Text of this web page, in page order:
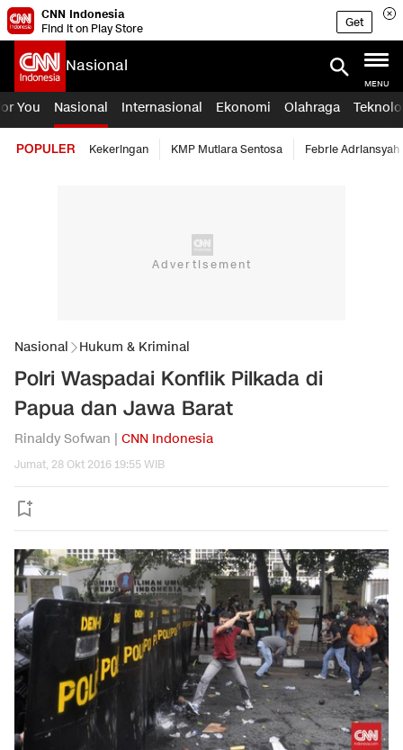
CNN Indonesia
Find it on Play Store
Get
Nasional
MENU
You Nasional Internasional Ekonomi Olahraga
POPULER Kekeringan KMP Mutiara Sentosa Febrie Adriansyah
Nasional Hukum & Kriminal
Polri Waspadai Konflik Pilkada di
Papua dan Jawa Barat
Rinaldy Sofwan | CNN Indonesia
Jumat, 28 Okt 2016 19:55 WIB